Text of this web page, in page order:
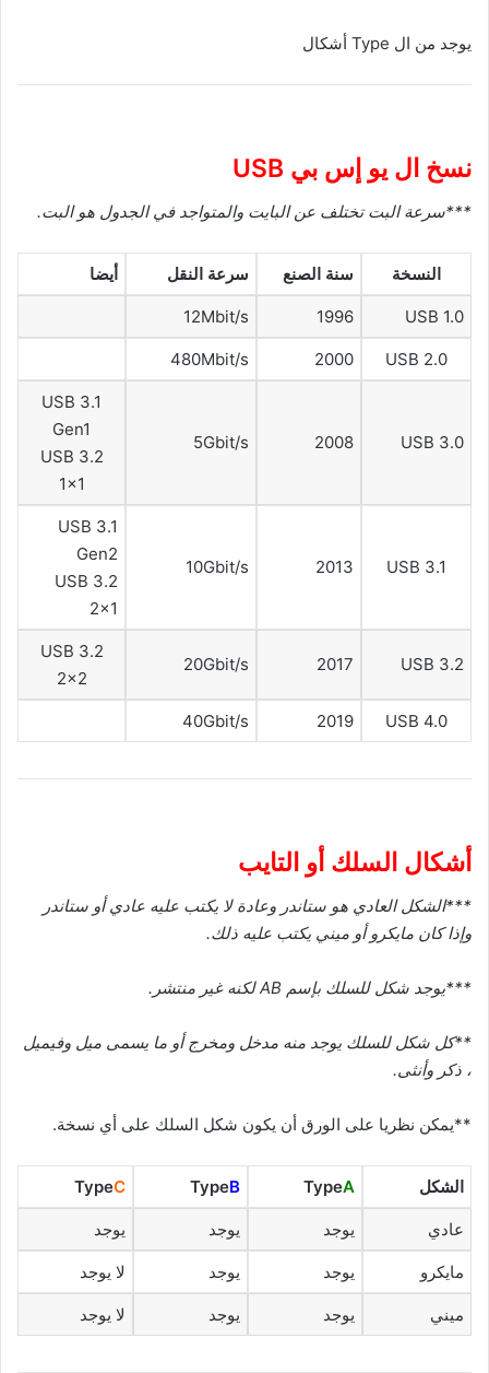
يوجد من ال Type أشكال
نسخ ال يو إس بي USB
***سرعة البت تختلف عن البايت والمتواجد في الجدول هو البت.
النسخة سنة الصنع سرعة النقل أيضا
USB 1.0
1996
12Mbit/s
USB 2.0
2000
480Mbit/s
USB 3.0
2008
5Gbit/s
USB 3.1
Gen1
USB 3.2
1×1
USB 3.1
2013
10Gbit/s
USB 3.1
Gen2
USB 3.2
2×1
USB 3.2
2017
20Gbit/s
USB 3.2
2×2
USB 4.0
2019
40Gbit/s
أشكال السلك أو التايب
***الشكل العادي هو ستاندر وعادة لا يكتب عليه عادي أو ستاندر
وإذا كان مايكرو أو ميني يكتب عليه ذلك.
***يوجد شكل للسلك بإسم AB لكنه غير منتشر.
**كل شكل للسلك يوجد منه مدخل ومخرج أو ما يسمى ميل وفيميل
، ذكر وأنثى.
**يمكن نظريا على الورق أن يكون شكل السلك على أي نسخة.
الشكل TypeA
TypeB
TypeC
عادي يوجد يوجد يوجد
مايكرو يوجد يوجد لا يوجد
ميني يوجد يوجد لا يوجد